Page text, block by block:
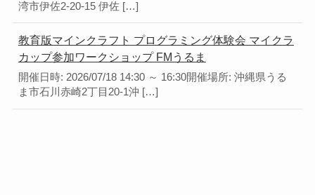
湾市伊佐2-20-15 伊佐 […]
教育版マインクラフト プログラミング体験会 マイクラ
カップ参加ワークショップ FMうるま
開催日時: 2026/07/18 14:30 ～ 16:30開催場所: 沖縄県うる
ま市石川赤崎2丁目20-1沖 […]